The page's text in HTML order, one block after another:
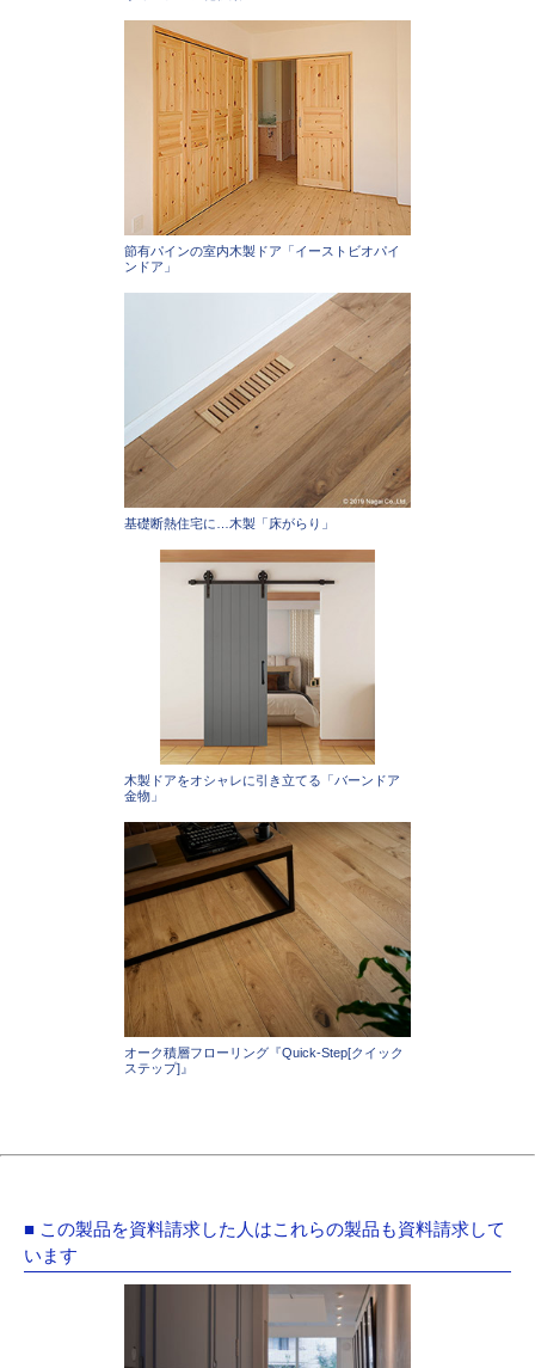
節有パインの室内木製ドア「イーストビオパイ
ンドア」
基礎断熱住宅に…木製「床がらり」
木製ドアをオシャレに引き立てる「バーンドア
金物」
オーク積層フローリング『Quick-Step[クイック
ステップ]』
■ この製品を資料請求した人はこれらの製品も資料請求して
います